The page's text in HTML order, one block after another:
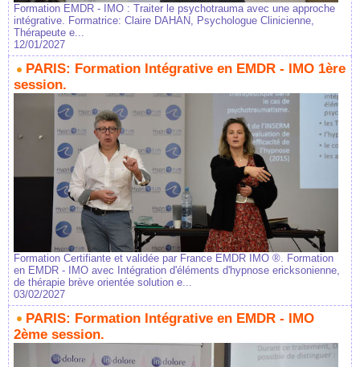
Formation EMDR - IMO : Traiter le psychotrauma avec une approche
intégrative. Formatrice: Claire DAHAN, Psychologue Clinicienne,
Thérapeute e...
12/01/2027
PARIS: Formation Intégrative en EMDR - IMO 1ère
session.
Formation Certifiante et validée par France EMDR IMO ®. Formation
en EMDR - IMO avec Intégration d'éléments d'hypnose ericksonienne,
de thérapie brève orientée solution e...
03/02/2027
PARIS: Formation Intégrative en EMDR - IMO
2ème session.